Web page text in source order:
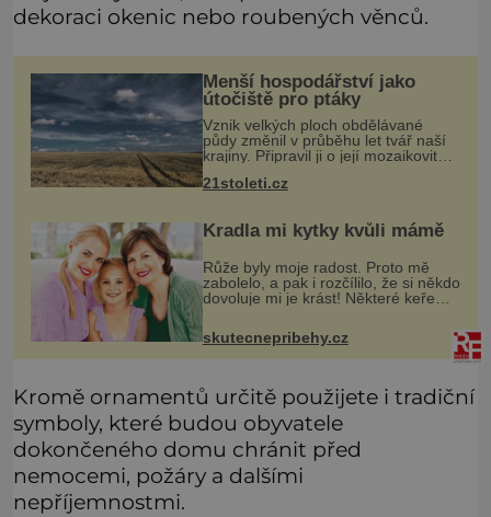
dekoraci okenic nebo roubených věnců.
Menší hospodářství jako
útočiště pro ptáky
Vznik velkých ploch obdělávané
půdy změnil v průběhu let tvář naší
krajiny. Připravil ji o její mozaikovitost
a mnohé živočichy o útočiště, jež
nacházeli v remízkách, alejích či na
21stoleti.cz
Kradla mi kytky kvůli mámě
Růže byly moje radost. Proto mě
zabolelo, a pak i rozčílilo, že si někdo
dovoluje mi je krást! Některé keře
jsem dosazovala postupně, když se
objevila nová odrůda, k
skutecnepribehy.cz
Kromě ornamentů určitě použijete i tradiční
symboly, které budou obyvatele
dokončeného domu chránit před
nemocemi, požáry a dalšími
nepříjemnostmi.